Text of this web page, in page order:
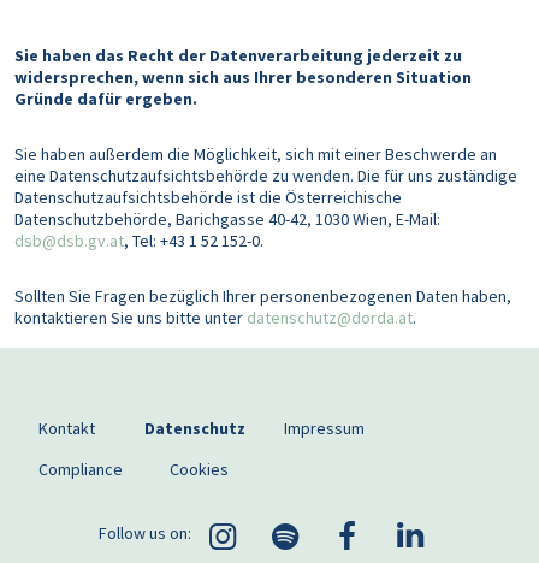
Sie haben das Recht der Datenverarbeitung jederzeit zu
widersprechen, wenn sich aus Ihrer besonderen Situation
Gründe dafür ergeben.
Sie haben außerdem die Möglichkeit, sich mit einer Beschwerde an
eine Datenschutzaufsichtsbehörde zu wenden. Die für uns zuständige
Datenschutzaufsichtsbehörde ist die Österreichische
Datenschutzbehörde, Barichgasse 40-42, 1030 Wien, E-Mail:
dsb@dsb.gv.at, Tel: +43 1 52 152-0.
Sollten Sie Fragen bezüglich Ihrer personenbezogenen Daten haben,
kontaktieren Sie uns bitte unter datenschutz@dorda.at.
Footer
Kontakt Datenschutz
Impressum
Compliance
Cookies
Follow us on: